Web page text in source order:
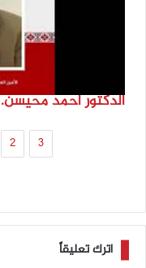
2 3
اترك تعليقاً